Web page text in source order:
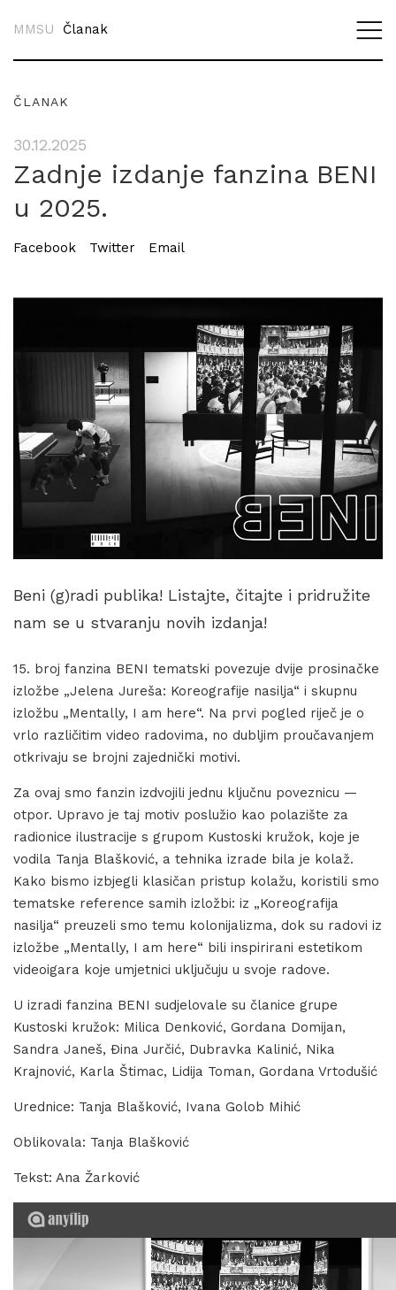
MMSU Članak
ČLANAK
30.12.2025
Zadnje izdanje fanzina BENI
u 2025.
Facebook Twitter Email
Beni (g)radi publika! Listajte, čitajte i pridružite
nam se u stvaranju novih izdanja!
15. broj fanzina BENI tematski povezuje dvije prosinačke
izložbe „Jelena Jureša: Koreografije nasilja“ i skupnu
izložbu „Mentally, I am here“. Na prvi pogled riječ je o
vrlo različitim video radovima, no dubljim proučavanjem
otkrivaju se brojni zajednički motivi.
Za ovaj smo fanzin izdvojili jednu ključnu poveznicu —
otpor. Upravo je taj motiv poslužio kao polazište za
radionice ilustracije s grupom Kustoski kružok, koje je
vodila Tanja Blašković, a tehnika izrade bila je kolaž.
Kako bismo izbjegli klasičan pristup kolažu, koristili smo
tematske reference samih izložbi: iz „Koreografija
nasilja“ preuzeli smo temu kolonijalizma, dok su radovi iz
izložbe „Mentally, I am here“ bili inspirirani estetikom
videoigara koje umjetnici uključuju u svoje radove.
U izradi fanzina BENI sudjelovale su članice grupe
Kustoski kružok: Milica Denković, Gordana Domijan,
Sandra Janeš, Đina Jurčić, Dubravka Kalinić, Nika
Krajnović, Karla Štimac, Lidija Toman, Gordana Vrtodušić
Urednice: Tanja Blašković, Ivana Golob Mihić
Oblikovala: Tanja Blašković
Tekst: Ana Žarković